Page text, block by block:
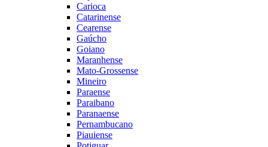
Carioca
Catarinense
Cearense
Gaúcho
Goiano
Maranhense
Mato-Grossense
Mineiro
Paraense
Paraibano
Paranaense
Pernambucano
Piauiense